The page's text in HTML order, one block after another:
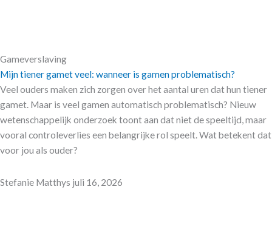
Gameverslaving
Mijn tiener gamet veel: wanneer is gamen problematisch?
Veel ouders maken zich zorgen over het aantal uren dat hun tiener
gamet. Maar is veel gamen automatisch problematisch? Nieuw
wetenschappelijk onderzoek toont aan dat niet de speeltijd, maar
vooral controleverlies een belangrijke rol speelt. Wat betekent dat
voor jou als ouder?
Stefanie Matthys juli 16, 2026